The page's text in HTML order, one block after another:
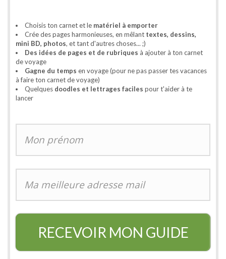
Choisis ton carnet et le matériel à emporter
Crée des pages harmonieuses, en mêlant textes, dessins,
mini BD, photos, et tant d'autres choses... ;)
Des idées de pages et de rubriques à ajouter à ton carnet
de voyage
Gagne du temps en voyage (pour ne pas passer tes vacances
à faire ton carnet de voyage)
Quelques doodles et lettrages faciles pour t'aider à te
lancer
RECEVOIR MON GUIDE